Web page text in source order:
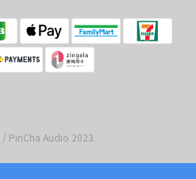
/ PinCha Audio 2023